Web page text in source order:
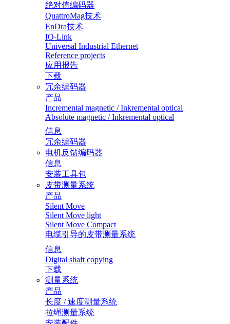
绝对值编码器
QuattroMag技术
EnDra技术
IO-Link
Universal Industrial Ethernet
Reference projects
应用报告
下载
冗余编码器
产品
Incremental magnetic / Inkremental optical
Absolute magnetic / Inkremental optical
信息
冗余编码器
电机反馈编码器
信息
安装工具包
皮带测量系统
产品
Silent Move
Silent Move light
Silent Move Compact
电缆引导的皮带测量系统
信息
Digital shaft copying
下载
测量系统
产品
长度 / 速度测量系统
拉绳测量系统